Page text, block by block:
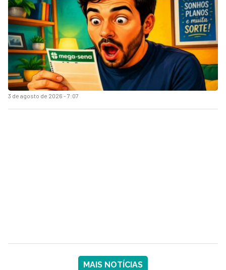
3 de agosto de 2026 - 7:07
MAIS NOTÍCIAS